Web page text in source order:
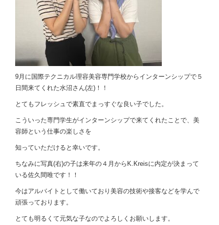
9月に国際テクニカル理容美容専門学校からインターンシップで５
日間来てくれた水沼さん(左)！！
とてもフレッシュで素直でまっすぐな良い子でした。
こういった専門学生がインターンシップで来てくれたことで、美
容師という仕事の楽しさを
知っていただけると幸いです。
ちなみに写真(右)の子は来年の４月からK.Kreisに内定が決まって
いる佐久間唯です！！
今はアルバイトとして働いており美容の技術や接客などを学んで
頑張っております。
とても明るくて元気な子なのでよろしくお願いします。